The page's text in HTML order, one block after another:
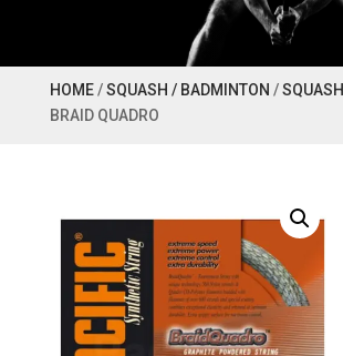
HOME/SQUASH / BADMINTON /SQUASH
BRAID QUADRO